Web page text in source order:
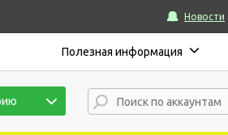
Новости
Полезная информация